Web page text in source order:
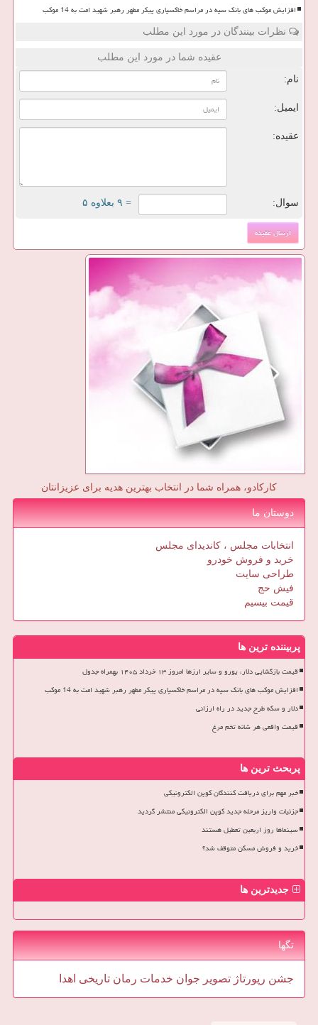
افزایش موکب های بانک سپه در مراسم خاکسپاری پیکر مطهر رهبر شهید امت به 14 موکب
نظرات بینندگان در مورد این مطلب
عقیده شما در مورد این مطلب
نام:
ایمیل:
عقیده:
سوال: = ۹ بعلاوه ۵
کارکادو، همراه شما در انتخاب بهترین هدیه برای عزیزانتان
دوستان ما
انتخابات مجلس ، کاندیدای مجلس
خرید و فروش خودرو
طراحی سایت
فیش حج
قیمت بیسیم
پربیننده ترین ها
قیمت بازگشایی دلار، یورو و سایر ارزها امروز ۱۳ خرداد ۱۴۰۵ بهمراه جدول
افزایش موکب های بانک سپه در مراسم خاکسپاری پیکر مطهر رهبر شهید امت به 14 موکب
دلار و سکه طرح جدید در راه ارزانی
قیمت واقعی هر شانه تخم مرغ
پربحث ترین ها
خبر مهم برای دریافت کنندگان کوپن الکترونیکی
جزئیات واریز مرحله جدید کوپن الکترونیکی منتشر گردید
سینماها روز اربعین تعطیل هستند
خرید و فروش مسکن متوقف شد؟
جدیدترین ها
تگها
جشن رپورتاژ تصویر جوان خدمات رمان تاریخی اهدا